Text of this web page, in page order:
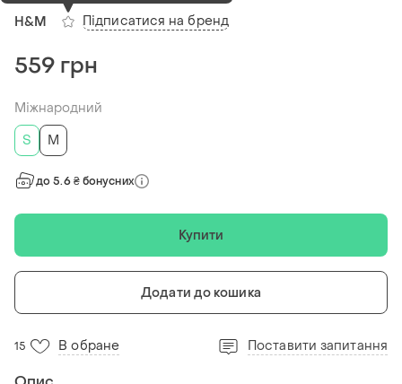
H&M Підписатися на бренд
559 грн
Міжнародний
S
M
до 5.6 ₴ бонусних
Купити
Додати до кошика
15 В обране Поставити запитання